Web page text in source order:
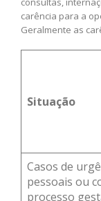
carência para a
Geralmente as
Situação
Casos de
pessoais ou
processo